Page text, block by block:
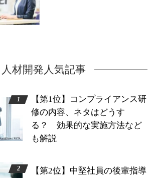
人材開発人気記事
【第1位】コンプライアンス研
修の内容、ネタはどうす
る？ 効果的な実施方法など
も解説
【第2位】中堅社員の後輩指導